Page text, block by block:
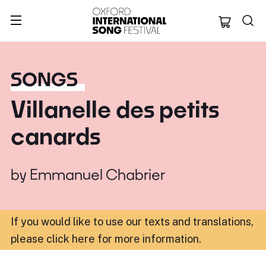
Oxford
SONGS
Villanelle des petits
canards
by Emmanuel Chabrier
If you would like to use our texts and translations,
please click here for more information.